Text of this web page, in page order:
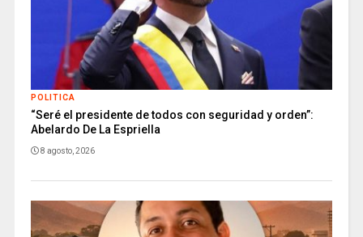
POLITICA
“Seré el presidente de todos con seguridad y orden”:
Abelardo De La Espriella
8 agosto, 2026